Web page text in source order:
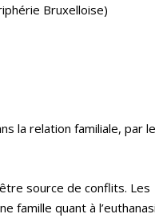
Bruxelloise)
la relation familiale, par le
source de conflits. Les
famille quant à